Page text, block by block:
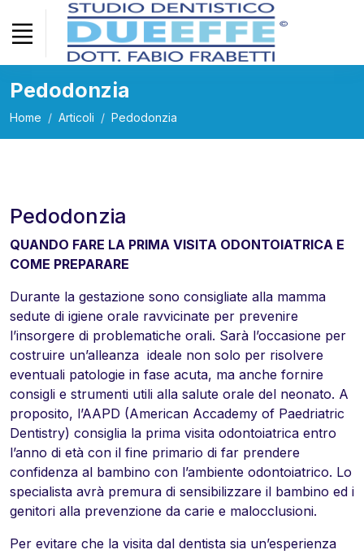
Pedodonzia
Home Articoli Pedodonzia
Pedodonzia
QUANDO FARE LA PRIMA VISITA ODONTOIATRICA E
COME PREPARARE
Durante la gestazione sono consigliate alla mamma
sedute di igiene orale ravvicinate per prevenire
l’insorgere di problematiche orali. Sarà l’occasione per
costruire un’alleanza ideale non solo per risolvere
eventuali patologie in fase acuta, ma anche fornire
consigli e strumenti utili alla salute orale del neonato. A
proposito, l’AAPD (American Accademy of Paedriatric
Dentistry) consiglia la prima visita odontoiatrica entro
l’anno di età con il fine primario di far prendere
confidenza al bambino con l’ambiente odontoiatrico. Lo
specialista avrà premura di sensibilizzare il bambino ed i
genitori alla prevenzione da carie e malocclusioni.
Per evitare che la visita dal dentista sia un’esperienza